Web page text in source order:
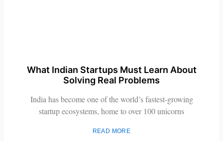
What Indian Startups Must Learn About
Solving Real Problems
India has become one of the world’s fastest-growing
startup ecosystems, home to over 100 unicorns
READ MORE